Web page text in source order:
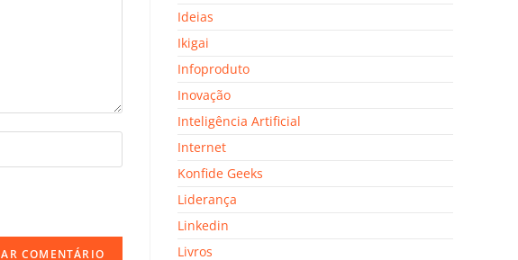
Ideias
Ikigai
Infoproduto
Inovação
Inteligência Artificial
Internet
Konfide Geeks
Liderança
Linkedin
Livros